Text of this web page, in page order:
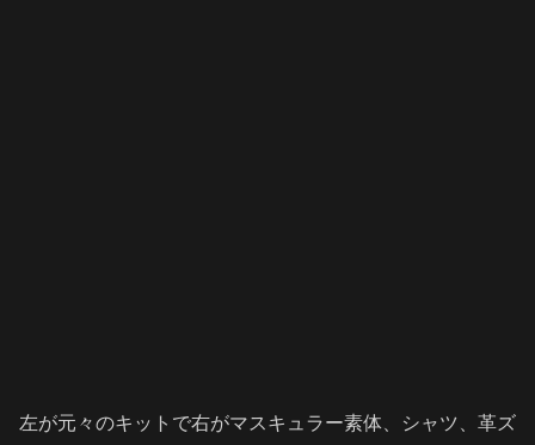
左が元々のキットで右がマスキュラー素体、シャツ、革ズ